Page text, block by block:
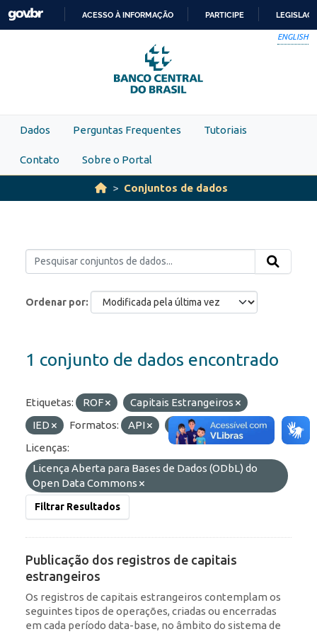
Skip to main content
PARA
O
CONTEÚDO
ACESSO À INFORMAÇÃO PARTICIPE
ENGLISH
Dados Perguntas Frequentes Tutoriais
Contato Sobre o Portal
Conjuntos de dados
Ordenar por
1 conjunto de dados encontrado
Etiquetas: ROF
Capitais Estrangeiros
IED
Formatos: API OData
JSON
Licenças:
Licença Aberta para Bases de Dados (ODbL) do
Open Data Commons
Filtrar Resultados
Publicação dos registros de capitais
estrangeiros
Os registros de capitais estrangeiros contemplam os
seguintes tipos de operações, criadas ou encerradas
em cada período data-base, no âmbito do sistema de